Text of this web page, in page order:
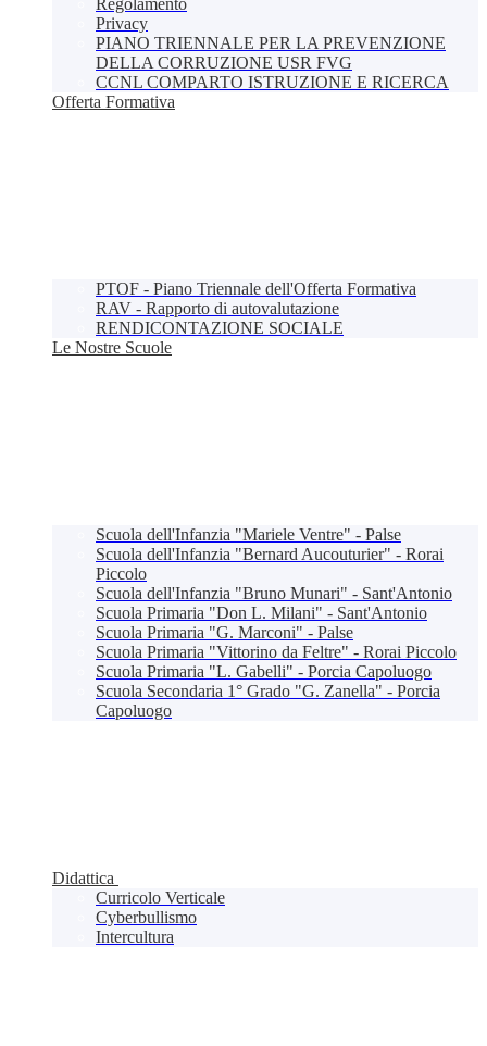
Regolamento
Privacy
PIANO TRIENNALE PER LA PREVENZIONE
DELLA CORRUZIONE USR FVG
CCNL COMPARTO ISTRUZIONE E RICERCA
Offerta Formativa
PTOF - Piano Triennale dell'Offerta Formativa
RAV - Rapporto di autovalutazione
RENDICONTAZIONE SOCIALE
Le Nostre Scuole
Scuola dell'Infanzia "Mariele Ventre" - Palse
Scuola dell'Infanzia "Bernard Aucouturier" - Rorai
Piccolo
Scuola dell'Infanzia "Bruno Munari" - Sant'Antonio
Scuola Primaria "Don L. Milani" - Sant'Antonio
Scuola Primaria "G. Marconi" - Palse
Scuola Primaria "Vittorino da Feltre" - Rorai Piccolo
Scuola Primaria "L. Gabelli" - Porcia Capoluogo
Scuola Secondaria 1° Grado "G. Zanella" - Porcia
Capoluogo
Didattica
Curricolo Verticale
Cyberbullismo
Intercultura